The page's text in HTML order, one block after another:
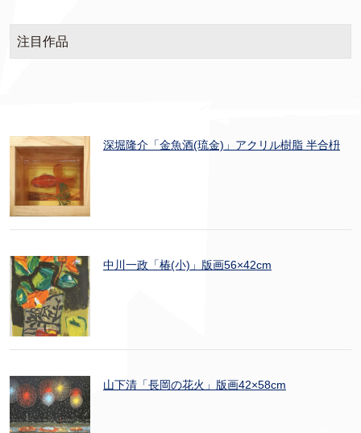
注目作品
深堀隆介「金魚酒(琉金)」アクリル樹脂 半合枡
中川一政「椿(小)」版画56×42cm
山下清「長岡の花火」版画42×58cm